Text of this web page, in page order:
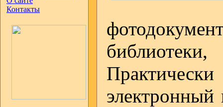
Контакты
электронный